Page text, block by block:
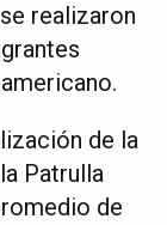
realizaron
de la
Patrulla
de